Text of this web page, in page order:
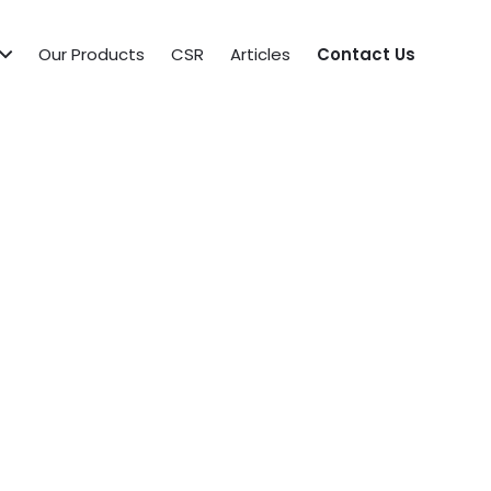
Our Products CSR Articles Contact Us